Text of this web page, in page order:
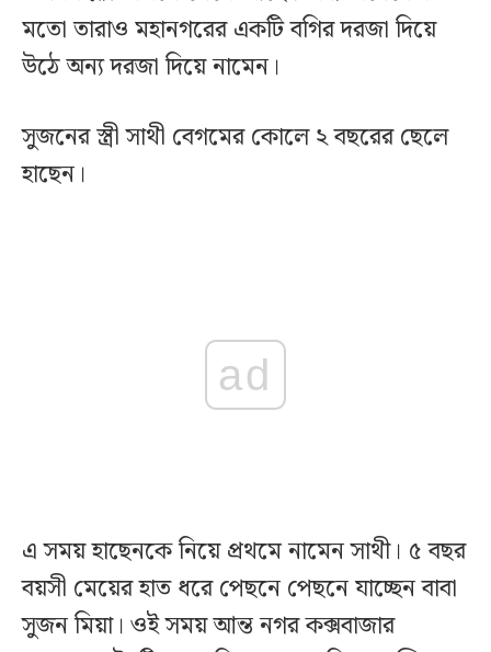
মতো তারাও মহানগরের একটি বগির দরজা দিয়ে
উঠে অন্য দরজা দিয়ে নামেন।
সুজনের স্ত্রী সাথী বেগমের কোলে ২ বছরের ছেলে
হাছেন।
ad
এ সময় হাছেনকে নিয়ে প্রথমে নামেন সাথী। ৫ বছর
বয়সী মেয়ের হাত ধরে পেছনে পেছনে যাচ্ছেন বাবা
সুজন মিয়া। ওই সময় আন্ত নগর কক্সবাজার